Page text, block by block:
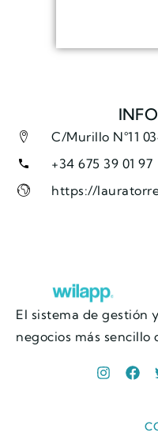
C/Murillo N°11
+34 675 39 01 97
https://
El sistema de gestión
negocios más sencillo